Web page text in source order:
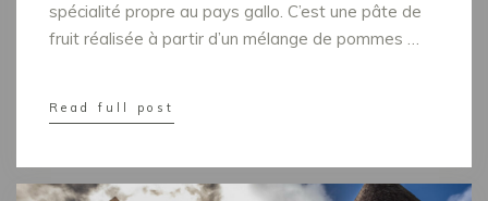
spécialité propre au pays gallo. C’est une pâte de
fruit réalisée à partir d’un mélange de pommes …
Read full post